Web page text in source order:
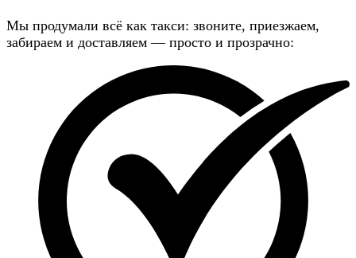
Мы продумали всё как такси: звоните, приезжаем,
забираем и доставляем — просто и прозрачно: